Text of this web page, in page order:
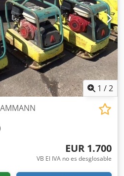
• Modelo: AVP 2920 • Año
HATZ Diesel • Tipo de motor:
operativo: 190 kg • Arranque
Aplicaciones: •
• Trabajos de pavimentación •
de suelos y lechos de arena
Estado: Máquina usada,
diésel duradera y valorada.
1 /2
EUR 1.700
VB El IVA no es desglosable